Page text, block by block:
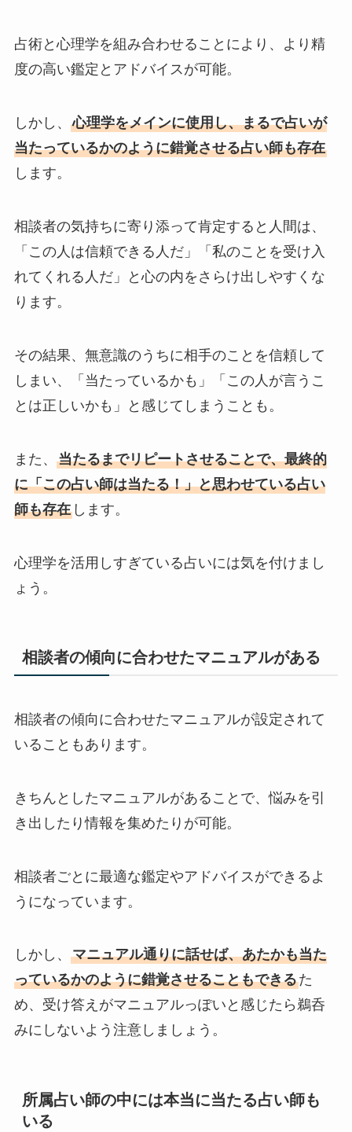
占術と心理学を組み合わせることにより、より精
度の高い鑑定とアドバイスが可能。
しかし、 心理学をメインに使用し、まるで占いが
当たっているかのように錯覚させる占い師も存在
します。
相談者の気持ちに寄り添って肯定すると人間は、
「この人は信頼できる人だ」「私のことを受け入
れてくれる人だ」と心の内をさらけ出しやすくな
ります。
その結果、無意識のうちに相手のことを信頼して
しまい、「当たっているかも」「この人が言うこ
とは正しいかも」と感じてしまうことも。
また、 当たるまでリピートさせることで、最終的
に「この占い師は当たる！」と思わせている占い
師も存在します。
心理学を活用しすぎている占いには気を付けまし
ょう。
相談者の傾向に合わせたマニュアルがある
相談者の傾向に合わせたマニュアルが設定されて
いることもあります。
きちんとしたマニュアルがあることで、悩みを引
き出したり情報を集めたりが可能。
相談者ごとに最適な鑑定やアドバイスができるよ
うになっています。
しかし、 マニュアル通りに話せば、あたかも当た
っているかのように錯覚させることもできるた
め、受け答えがマニュアルっぽいと感じたら鵜呑
みにしないよう注意しましょう。
所属占い師の中には本当に当たる占い師も
いる